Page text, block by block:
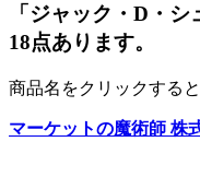
「ジャック・D・
18点あります。
商品名をクリックする
マーケットの魔術師 株